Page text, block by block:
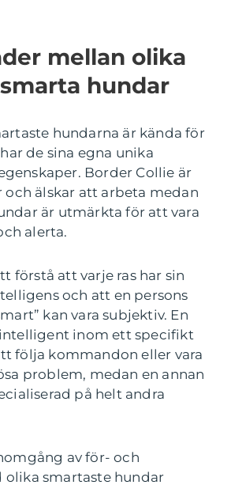
mellan olika
hundar
hundarna är kända för
de sina egna unika
Border Collie är
älskar att arbeta medan
är utmärkta för att vara
alerta.
förstå att varje ras har sin
och att en persons
kan vara subjektiv. En
inom ett specifikt
följa kommandon eller vara
problem, medan en annan
på helt andra
av för- och
olika smartaste hundar